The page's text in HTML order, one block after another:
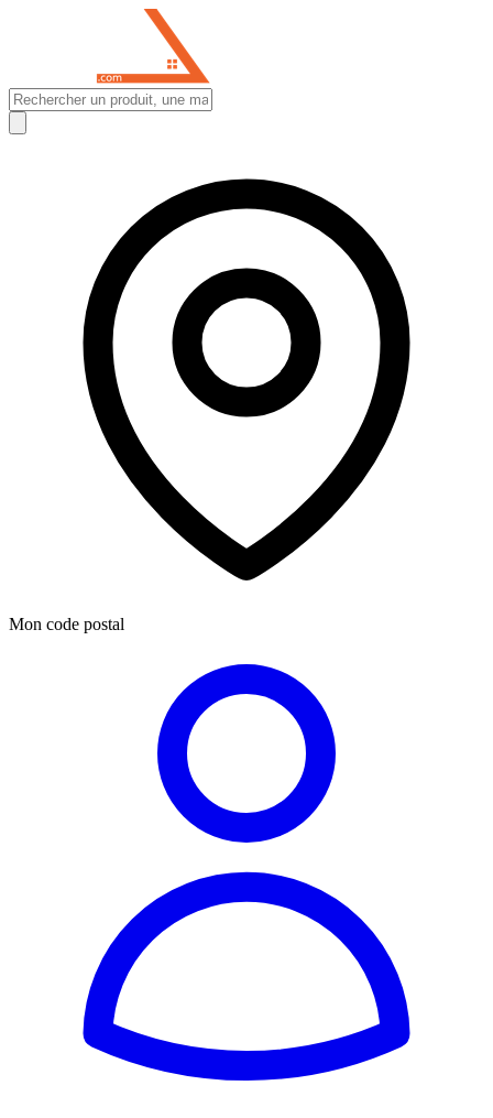
Mon code postal